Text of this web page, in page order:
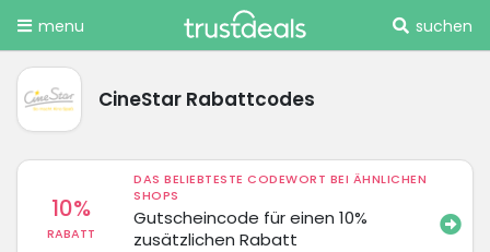
menu suchen
CineStar Rabattcodes
10%
RABATT
DAS BELIEBTESTE CODEWORT BEI ÄHNLICHEN
SHOPS
Gutscheincode für einen 10%
zusätzlichen Rabatt